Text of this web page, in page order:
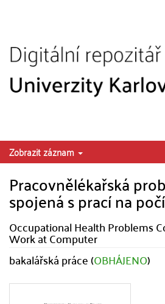
Zobrazit záznam
Pracovnělékařská
spojená s prací na
Occupational Health Problems
Work at Computer
bakalářská práce (OBHÁJENO)